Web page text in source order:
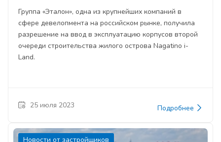
Группа «Эталон», одна из крупнейших компаний в
сфере девелопмента на российском рынке, получила
разрешение на ввод в эксплуатацию корпусов второй
очереди строительства жилого острова Nagatino i-
Land.
25 июля 2023 Подробнее
Новости от застройщиков